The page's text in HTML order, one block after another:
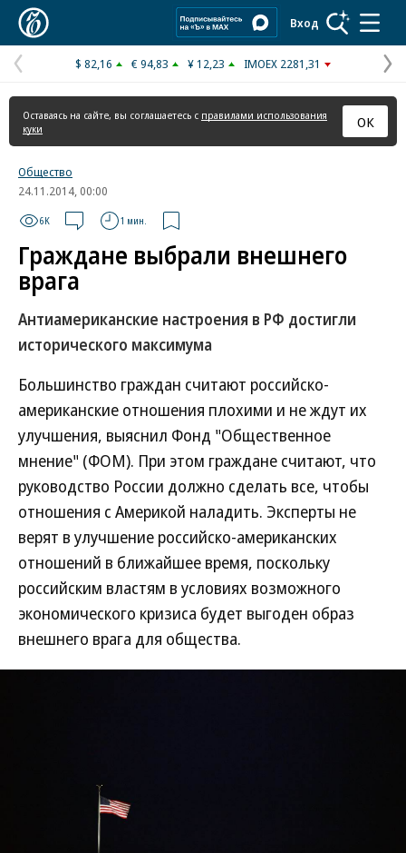
Вход
Предыдущая
страница
$ 82,16 € 94,83 ¥ 12,23 IMOEX 2281,31
Оставаясь на сайте, вы соглашаетесь с правилами использования
куки
ОК
Общество
24.11.2014, 00:00
6K 1 мин.
Граждане выбрали внешнего
врага
Антиамериканские настроения в РФ достигли
исторического максимума
Большинство граждан считают российско-
американские отношения плохими и не ждут их
улучшения, выяснил Фонд "Общественное
мнение" (ФОМ). При этом граждане считают, что
руководство России должно сделать все, чтобы
отношения с Америкой наладить. Эксперты не
верят в улучшение российско-американских
отношений в ближайшее время, поскольку
российским властям в условиях возможного
экономического кризиса будет выгоден образ
внешнего врага для общества.